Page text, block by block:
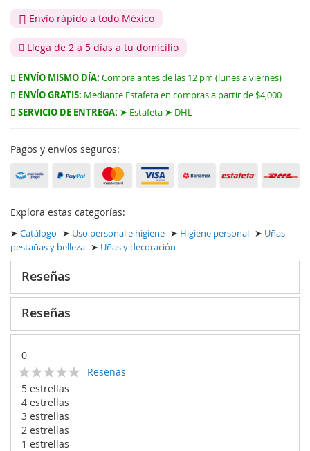
Envío rápido a todo México
Llega de 2 a 5 días a tu domicilio
ENVÍO MISMO DÍA: Compra antes de las 12 pm (lunes a viernes)
ENVÍO GRATIS: Mediante Estafeta en compras a partir de $4,000
SERVICIO DE ENTREGA: ➤ Estafeta ➤ DHL
Pagos y envíos seguros:
Explora estas categorías:
➤ Catálogo ➤ Uso personal e higiene ➤ Higiene personal ➤ Uñas
pestañas y belleza ➤ Uñas y decoración
Reseñas
Reseñas
0
Calificación:
% of100
Reseñas
5 estrellas
4 estrellas
3 estrellas
2 estrellas
1 estrellas